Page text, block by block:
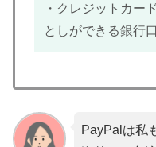
・クレジットカー
としができる銀行
PayPalは私